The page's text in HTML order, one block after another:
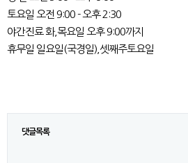
토요일 오전 9:00 - 오후 2:30
야간진료 화,목요일 오후 9:00까지
휴무일 일요일(국경일),셋째주토요일
댓글목록